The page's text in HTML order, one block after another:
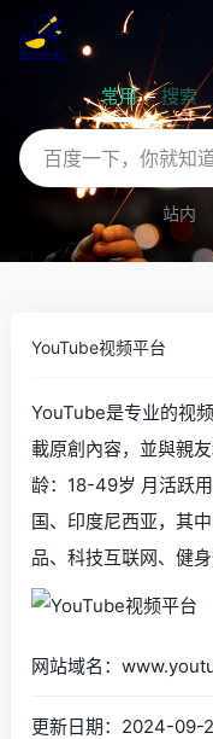
常用 搜索
站内
YouTube视频平台
YouTube是专业的视
載原創內容，並與親
龄：18-49岁 月活跃
国、印度尼西亚，其
品、科技互联网、健
网站域名：
更新日期：2024-09-